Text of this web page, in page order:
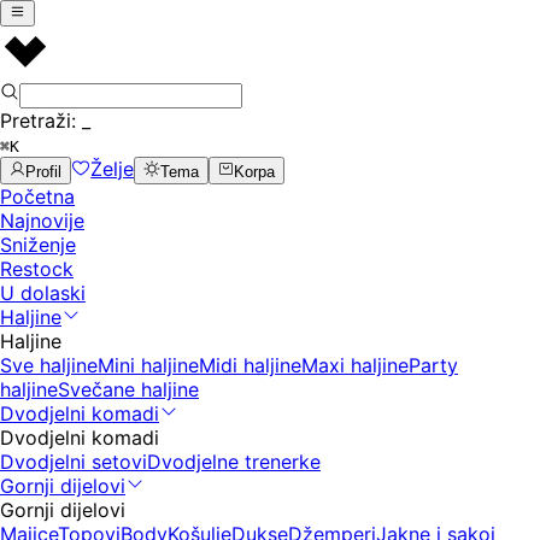
Pretraži:
⌘K
Profil
Želje Tema Korpa
Početna
Najnovije
Sniženje
Restock
U dolaski
Haljine
Haljine
Sve haljineMini haljineMidi haljineMaxi haljineParty
haljineSvečane haljine
Dvodjelni komadi
Dvodjelni komadi
Dvodjelni setoviDvodjelne trenerke
Gornji dijelovi
Gornji dijelovi
MajiceTopoviBodyKošuljeDukseDžemperiJakne i sakoi